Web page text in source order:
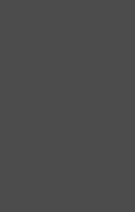
durable.
à
en
les